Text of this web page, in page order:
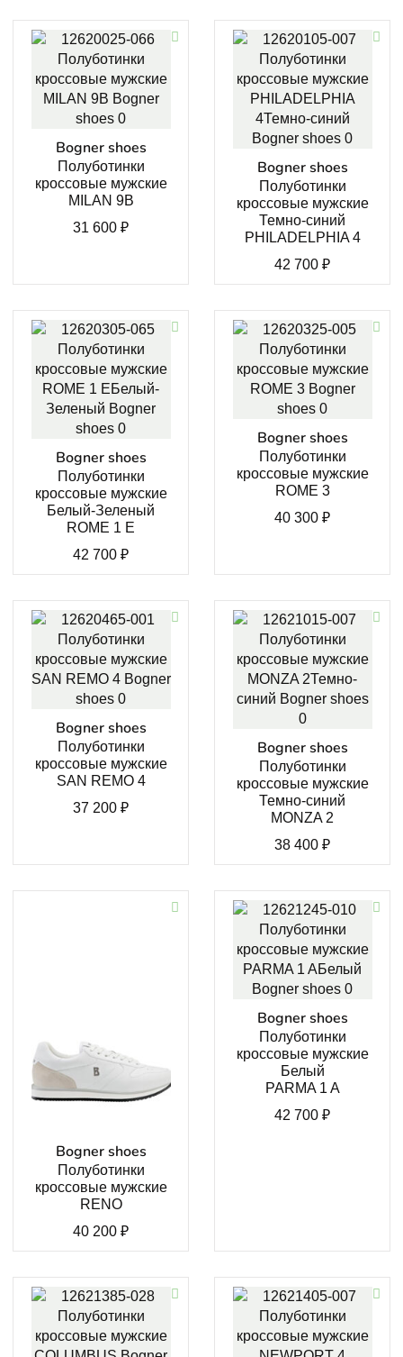
Bogner shoes
Полуботинки
кроссовые мужские
MILAN 9B
31 600 ₽
Bogner shoes
Полуботинки
кроссовые мужские
Темно-синий
PHILADELPHIA 4
42 700 ₽
Bogner shoes
Полуботинки
кроссовые мужские
Белый-Зеленый
ROME 1 E
42 700 ₽
Bogner shoes
Полуботинки
кроссовые мужские
ROME 3
40 300 ₽
Bogner shoes
Полуботинки
кроссовые мужские
SAN REMO 4
37 200 ₽
Bogner shoes
Полуботинки
кроссовые мужские
Темно-синий
MONZA 2
38 400 ₽
Bogner shoes
Полуботинки
кроссовые мужские
RENO
40 200 ₽
Bogner shoes
Полуботинки
кроссовые мужские
Белый
PARMA 1 A
42 700 ₽